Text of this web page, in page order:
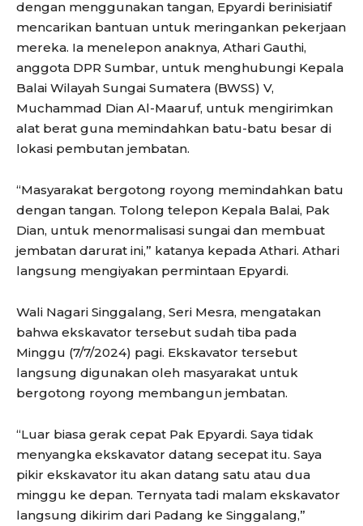
dengan menggunakan tangan, Epyardi berinisiatif
mencarikan bantuan untuk meringankan pekerjaan
mereka. Ia menelepon anaknya, Athari Gauthi,
anggota DPR Sumbar, untuk menghubungi Kepala
Balai Wilayah Sungai Sumatera (BWSS) V,
Muchammad Dian Al-Maaruf, untuk mengirimkan
alat berat guna memindahkan batu-batu besar di
lokasi pembutan jembatan.
“Masyarakat bergotong royong memindahkan batu
dengan tangan. Tolong telepon Kepala Balai, Pak
Dian, untuk menormalisasi sungai dan membuat
jembatan darurat ini,” katanya kepada Athari. Athari
langsung mengiyakan permintaan Epyardi.
Wali Nagari Singgalang, Seri Mesra, mengatakan
bahwa ekskavator tersebut sudah tiba pada
Minggu (7/7/2024) pagi. Ekskavator tersebut
langsung digunakan oleh masyarakat untuk
bergotong royong membangun jembatan.
“Luar biasa gerak cepat Pak Epyardi. Saya tidak
menyangka ekskavator datang secepat itu. Saya
pikir ekskavator itu akan datang satu atau dua
minggu ke depan. Ternyata tadi malam ekskavator
langsung dikirim dari Padang ke Singgalang,”